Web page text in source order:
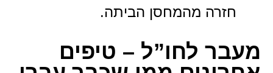
חזרה מהמחסן הביתה.
מעבר לחו”ל – טיפים